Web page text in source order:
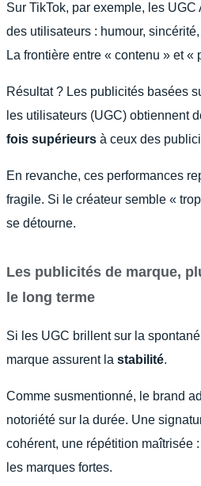
Sur TikTok, par exemple, les
des utilisateurs : humour,
La frontière entre « contenu » et «
Résultat ? Les publicités basées
les utilisateurs (UGC) obtiennent
fois supérieurs à ceux des
En revanche, ces performances
fragile. Si le créateur semble «
se détourne.
Les publicités de marque,
le long terme
Si les UGC brillent sur la
marque assurent la stabilité.
Comme susmentionné, le brand
notoriété sur la durée. Une
cohérent, une répétition maîtrisée
les marques fortes.